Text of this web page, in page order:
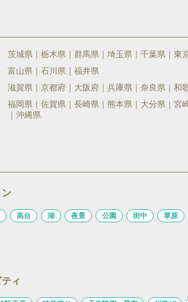
茨城県 栃木県 群馬県 埼玉県 千葉県 東
富山県 石川県
福井県
滋賀県 京都府 大阪府 兵庫県 奈良県
和
福岡県 佐賀県 長崎県 熊本県 大分県 宮
沖縄県
ン
高台 湖 夜景 公園 街中 草原
ィ